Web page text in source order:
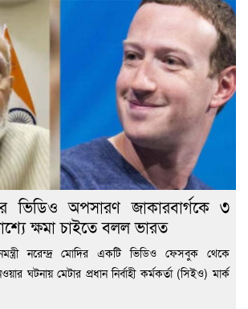
ভিডিও অপসারণ জাকারবার্গকে ৩
ক্ষমা চাইতে বলল ভারত
নরেন্দ্র মোদির একটি ভিডিও ফেসবুক থেকে
ঘটনায় মেটার প্রধান নির্বাহী কর্মকর্তা (সিইও) মার্ক